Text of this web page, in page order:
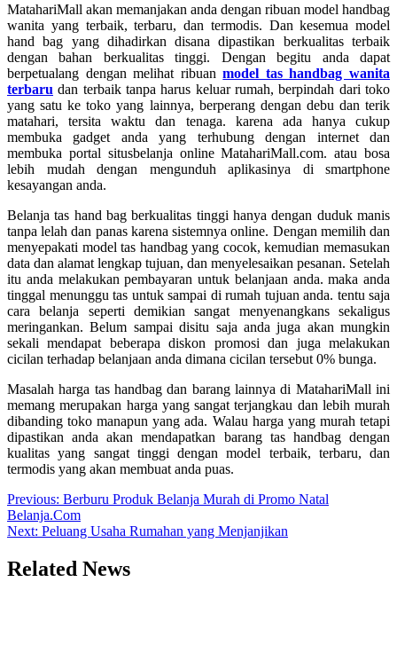
MatahariMall akan memanjakan anda dengan ribuan model handbag
wanita yang terbaik, terbaru, dan termodis. Dan kesemua model
hand bag yang dihadirkan disana dipastikan berkualitas terbaik
dengan bahan berkualitas tinggi. Dengan begitu anda dapat
berpetualang dengan melihat ribuanmodel tas handbag wanita
terbaru dan terbaik tanpa harus keluar rumah, berpindah dari toko
yang satu ke toko yang lainnya, berperang dengan debu dan terik
matahari, tersita waktu dan tenaga. karena ada hanya cukup
membuka gadget anda yang terhubung dengan internet dan
membuka portal situsbelanja online MatahariMall.com. atau bosa
lebih mudah dengan mengunduh aplikasinya di smartphone
kesayangan anda.
Belanja tas hand bag berkualitas tinggi hanya dengan duduk manis
tanpa lelah dan panas karena sistemnya online. Dengan memilih dan
menyepakati model tas handbag yang cocok, kemudian memasukan
data dan alamat lengkap tujuan, dan menyelesaikan pesanan. Setelah
itu anda melakukan pembayaran untuk belanjaan anda. maka anda
tinggal menunggu tas untuk sampai di rumah tujuan anda. tentu saja
cara belanja seperti demikian sangat menyenangkans sekaligus
meringankan. Belum sampai disitu saja anda juga akan mungkin
sekali mendapat beberapa diskon promosi dan juga melakukan
cicilan terhadap belanjaan anda dimana cicilan tersebut 0% bunga.
Masalah harga tas handbag dan barang lainnya di MatahariMall ini
memang merupakan harga yang sangat terjangkau dan lebih murah
dibanding toko manapun yang ada. Walau harga yang murah tetapi
dipastikan anda akan mendapatkan barang tas handbag dengan
kualitas yang sangat tinggi dengan model terbaik, terbaru, dan
termodis yang akan membuat anda puas.
Post
navigation
Previous: Berburu Produk Belanja Murah di Promo Natal
Belanja.Com
Next: Peluang Usaha Rumahan yang Menjanjikan
Related News